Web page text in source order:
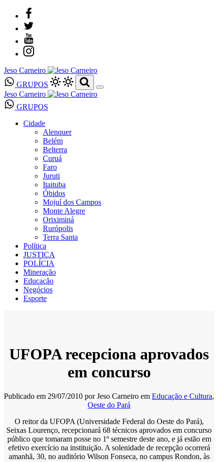
Jeso Carneiro
GRUPOS
Jeso Carneiro
GRUPOS
Cidade
Alenquer
Belém
Belterra
Curuá
Faro
Juruti
Itaituba
Óbidos
Mojuí dos Campos
Monte Alegre
Oriximiná
Rurópolis
Terra Santa
Política
JUSTIÇA
POLÍCIA
Mineração
Educação
Negócios
Esporte
UFOPA recepciona aprovados
em concurso
Publicado em 29/07/2010 porJeso Carneiro em Educação e Cultura,
Oeste do Pará
O reitor da UFOPA (Universidade Federal do Oeste do Pará),
Seixas Lourenço, recepcionará 68 técnicos aprovados em concurso
público que tomaram posse no 1º semestre deste ano, e já estão em
efetivo exercício na instituição. A solenidade de recepção ocorrerá
amanhã, 30, no auditório Wilson Fonseca, no campus Rondon, às